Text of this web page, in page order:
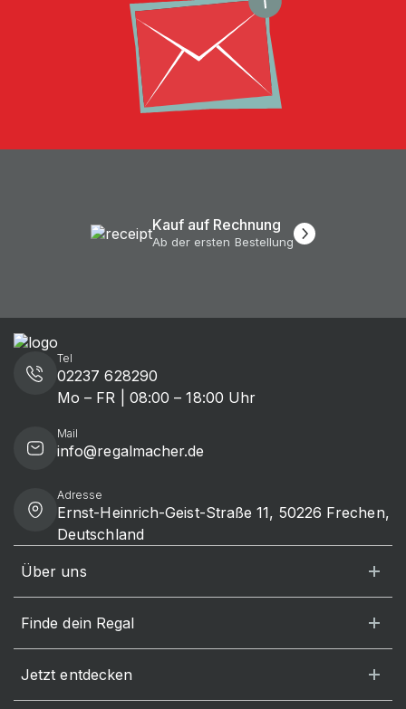
Kauf auf Rechnung
Ab der ersten Bestellung
Tel
02237 628290
Mo – FR | 08:00 – 18:00 Uhr
Mail
info@regalmacher.de
Adresse
Ernst-Heinrich-Geist-Straße 11, 50226 Frechen,
Deutschland
Über uns
Finde dein Regal
Jetzt entdecken